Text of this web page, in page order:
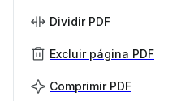
Dividir PDF
Excluir página PDF
Comprimir PDF